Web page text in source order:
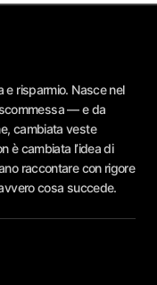
e risparmio. Nasce nel
— e da
cambiata veste
è cambiata l’idea di
raccontare con rigore
cosa succede.